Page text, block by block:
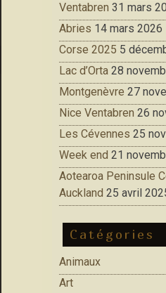
Ventabren 31 mars
Abries 14 mars 2026
Corse 2025 5
Lac d’Orta 28
Montgenèvre 27
Nice Ventabren 26
Les Cévennes 25
Week end 21
Aotearoa Peninsule
Auckland 25 avril
Catégories
Animaux
Art